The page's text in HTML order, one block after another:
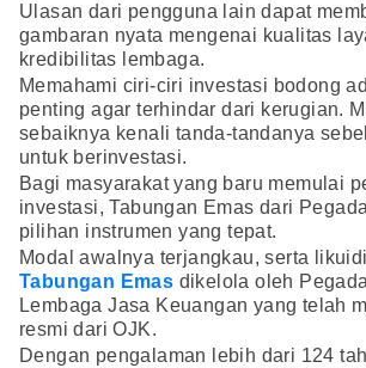
Ulasan dari pengguna lain dapat
gambaran nyata mengenai kualitas
kredibilitas lembaga.
Memahami ciri-ciri investasi bodong
penting agar terhindar dari kerugian.
sebaiknya kenali tanda-tandanya
untuk berinvestasi.
Bagi masyarakat yang baru memulai
investasi, Tabungan Emas dari
pilihan instrumen yang tepat.
Modal awalnya terjangkau, serta
Tabungan Emas dikelola oleh
Lembaga Jasa Keuangan yang telah
resmi dari OJK.
Dengan pengalaman lebih dari 124